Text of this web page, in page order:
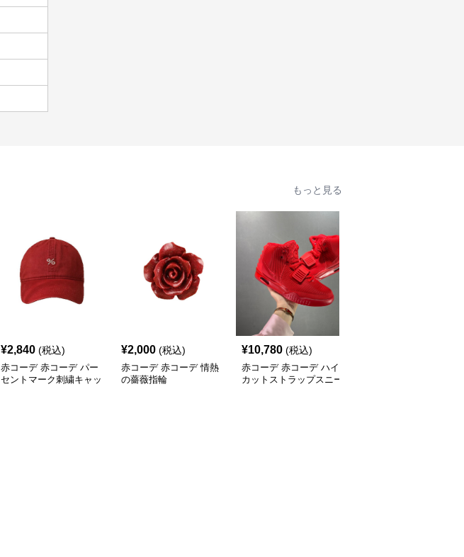
もっと見る
¥2,840 (税込)
赤コーデ 赤コーデ パー
セントマーク刺繍キャッ
¥2,000 (税込)
赤コーデ 赤コーデ 情熱
の薔薇指輪
¥10,780 (税込)
赤コーデ 赤コーデ ハイ
カットストラップスニー